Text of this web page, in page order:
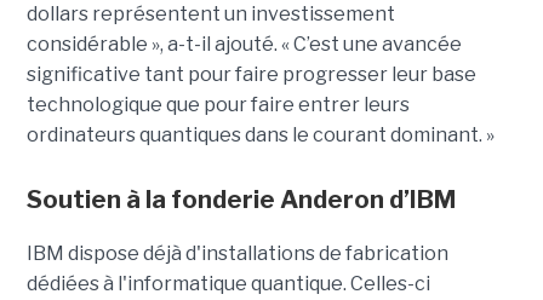
dollars représentent un investissement
considérable », a-t-il ajouté. « C’est une avancée
significative tant pour faire progresser leur base
technologique que pour faire entrer leurs
ordinateurs quantiques dans le courant dominant. »
Soutien à la fonderie Anderon d’IBM
IBM dispose déjà d'installations de fabrication
dédiées à l'informatique quantique. Celles-ci